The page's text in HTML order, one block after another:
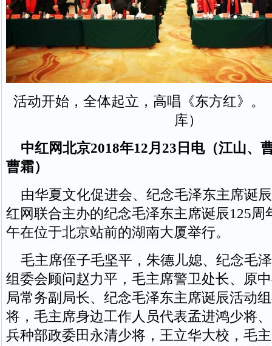
活动开始，全体起立，高唱《东方红》。
库）
中红网北京2018年12月23日电（江山、
曹霜）
由华夏文化促进会、纪念毛泽东主席诞
红网联合主办的纪念毛泽东主席诞辰125周
午在位于北京站前的湖南大厦举行。
毛主席侄子毛坚平，朱德儿媳、纪念毛
组委会顾问赵力平，毛主席警卫处长、原
局常务副局长、纪念毛泽东主席诞辰活动
将，毛主席身边工作人员代表孟进鸿少将
兵种部政委田永清少将，王立华大校，毛